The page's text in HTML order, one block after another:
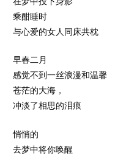
乘酣睡时
与心爱的女人同床共枕
早春二月
感觉不到一丝浪漫和温馨
苍茫的大海，
冲淡了相思的泪痕
悄悄的
去梦中将你唤醒